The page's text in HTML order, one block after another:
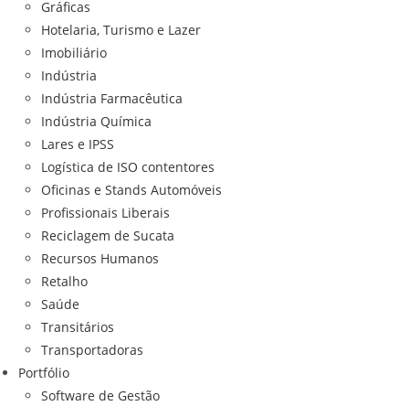
Gráficas
Hotelaria, Turismo e Lazer
Imobiliário
Indústria
Indústria Farmacêutica
Indústria Química
Lares e IPSS
Logística de ISO contentores
Oficinas e Stands Automóveis
Profissionais Liberais
Reciclagem de Sucata
Recursos Humanos
Retalho
Saúde
Transitários
Transportadoras
Portfólio
Software de Gestão